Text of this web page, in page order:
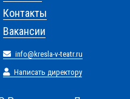
Контакты
Вакансии
info@kresla-v-teatr.ru
Написать директору